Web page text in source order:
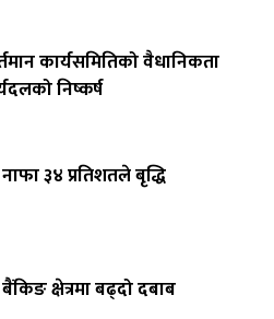
कार्यसमितिको वैधानिकता
निष्कर्ष
३४ प्रतिशतले बृद्धि
क्षेत्रमा बढ्दो दबाब